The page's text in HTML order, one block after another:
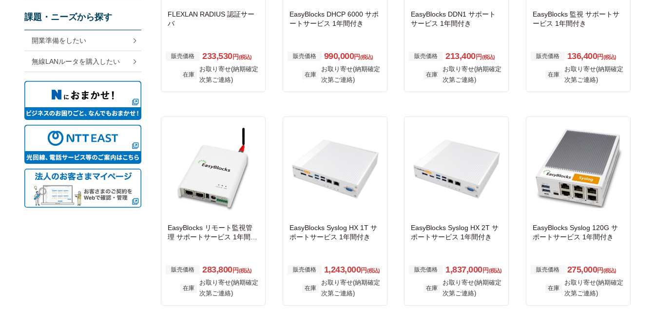
FLEXLAN RADIUS 認証サー
バ
販売価格 233,530円(税込)
在庫
お取り寄せ(納期確定
次第ご連絡)
EasyBlocks DHCP 6000 サポ
ートサービス 1年間付き
販売価格 990,000円(税込)
在庫
お取り寄せ(納期確定
次第ご連絡)
EasyBlocks DDN1 サポート
サービス 1年間付き
販売価格 213,400円(税込)
在庫
お取り寄せ(納期確定
次第ご連絡)
EasyBlocks 監視 サポートサ
ービス 1年間付き
販売価格 136,400円(税込)
在庫
お取り寄せ(納期確定
次第ご連絡)
EasyBlocks リモート監視管
理 サポートサービス 1年間付
販売価格 283,800円(税込)
在庫
お取り寄せ(納期確定
次第ご連絡)
EasyBlocks Syslog HX 1T サ
ポートサービス 1年間付き
販売価格 1,243,000円(税込)
在庫
お取り寄せ(納期確定
次第ご連絡)
EasyBlocks Syslog HX 2T サ
ポートサービス 1年間付き
販売価格 1,837,000円(税込)
在庫
お取り寄せ(納期確定
次第ご連絡)
EasyBlocks Syslog 120G サ
ポートサービス 1年間付き
販売価格 275,000円(税込)
在庫
お取り寄せ(納期確定
次第ご連絡)
課題・ニーズから探す
開業準備をしたい
無線LANルータを購入したい